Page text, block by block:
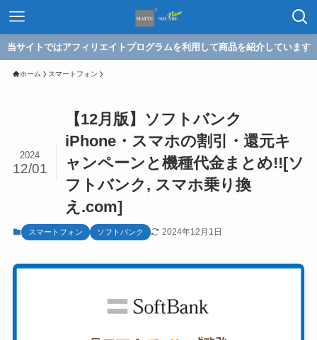
当サイトではアフィリエイトプログラムを利用して商品を紹介しています
ホーム スマートフォン
【12月版】ソフトバンク
iPhone・スマホの割引・還元キ
ャンペーンと機種代金まとめ!![ソ
フトバンク, スマホ乗り換
え.com]
2024
12/01
スマートフォン ソフトバンク 2024年12月1日